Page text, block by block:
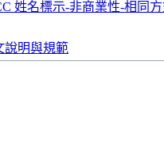
姓名標示-非商業性-相同
說明與規範